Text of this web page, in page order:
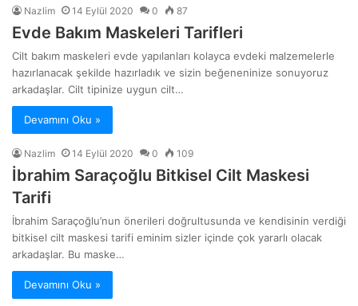
Nazlim 14 Eylül 2020 0 87
Evde Bakım Maskeleri Tarifleri
Cilt bakım maskeleri evde yapılanları kolayca evdeki malzemelerle
hazırlanacak şekilde hazırladık ve sizin beğeneninize sonuyoruz
arkadaşlar. Cilt tipinize uygun cilt…
Devamını Oku »
Nazlim 14 Eylül 2020 0 109
İbrahim Saraçoğlu Bitkisel Cilt Maskesi
Tarifi
İbrahim Saraçoğlu’nun önerileri doğrultusunda ve kendisinin verdiği
bitkisel cilt maskesi tarifi eminim sizler içinde çok yararlı olacak
arkadaşlar. Bu maske…
Devamını Oku »